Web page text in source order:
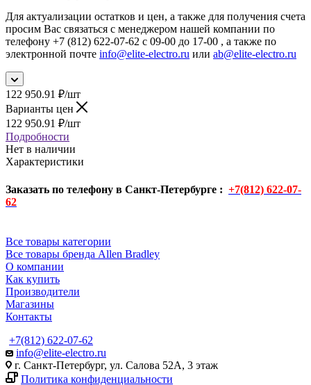
Для актуализации остатков и цен, а также для получения счета
просим Вас связаться с менеджером нашей компании по
телефону +7 (812) 622-07-62 с 09-00 до 17-00 , а также по
электронной почте info@elite-electro.ru или ab@elite-electro.ru
122 950.91 ₽/шт
Варианты цен
122 950.91 ₽/шт
Подробности
Нет в наличии
Характеристики
Заказать по телефону в Санкт-Петербурге : +7(812) 622-07-
62
Все товары категории
Все товары бренда Allen Bradley
О компании
Как купить
Производители
Магазины
Контакты
+7(812) 622-07-62
info@elite-electro.ru
г. Санкт-Петербург, ул. Салова 52А, 3 этаж
Политика конфиденциальности